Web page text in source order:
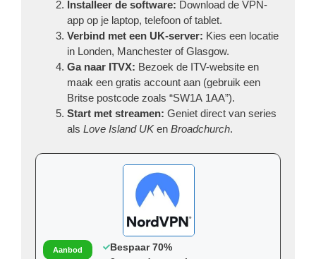
Installeer de software: Download de VPN-
app op je laptop, telefoon of tablet.
Verbind met een UK-server: Kies een locatie
in Londen, Manchester of Glasgow.
Ga naar ITVX: Bezoek de ITV-website en
maak een gratis account aan (gebruik een
Britse postcode zoals “SW1A 1AA”).
Start met streamen: Geniet direct van series
als Love Island UKen Broadchurch.
Aanbod
Bespaar 70%